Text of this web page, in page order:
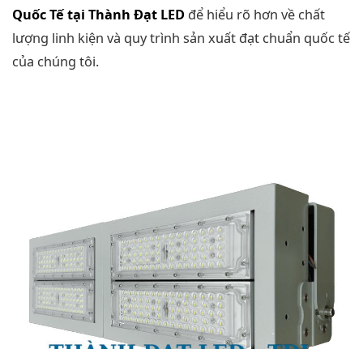
Quốc Tế tại Thành Đạt LED để hiểu rõ hơn về chất
lượng linh kiện và quy trình sản xuất đạt chuẩn quốc tế
của chúng tôi.